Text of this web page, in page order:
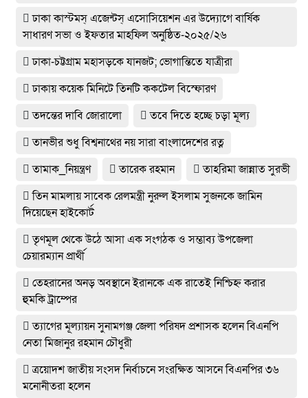
ঢাকা কাস্টমস্ এজেন্টস্ এসোসিয়েশন এর উদ্যোগে বার্ষিক
সাধারণ সভা ও ইফতার মাহফিল অনুষ্ঠিত-২০২৫/২৬
ঢাকা-চট্টগ্রাম মহাসড়কে যানজট; ভোগান্তিতে যাত্রীরা
ঢাকায় কয়েক মিনিটে তিনটি ককটেল বিস্ফোরণ
তদন্তের দাবি জোরালো
তবে দিতে হচ্ছে চড়া মূল্য
তানভীর শুধু বিশ্বনাথের নয় সারা বাংলাদেশের রত্ন
তামাক_নিয়ন্ত্রণ
তারেক রহমান
তাহরিমা জান্নাত সুরভী
তিন মামলায় সাবেক রেলমন্ত্রী নুরুল ইসলাম সুজনকে জামিন
দিয়েছেন হাইকোর্ট
তৃণমূল থেকে উঠে আসা এক সংগঠক ও সম্ভাব্য উপজেলা
চেয়ারম্যান প্রার্থী
তেহরানের অনড় অবস্থানে ইরানকে এক রাতেই নিশ্চিহ্ন করার
হুমকি ট্রাম্পের
ত্যাগের মূল্যায়ন সুনামগঞ্জ জেলা পরিষদ প্রশাসক হলেন বিএনপি
নেতা মিজানুর রহমান চৌধুরী
ত্রয়োদশ জাতীয় সংসদ নির্বাচনে সংরক্ষিত আসনে বিএনপির ৩৬
মনোনীতরা হলেন